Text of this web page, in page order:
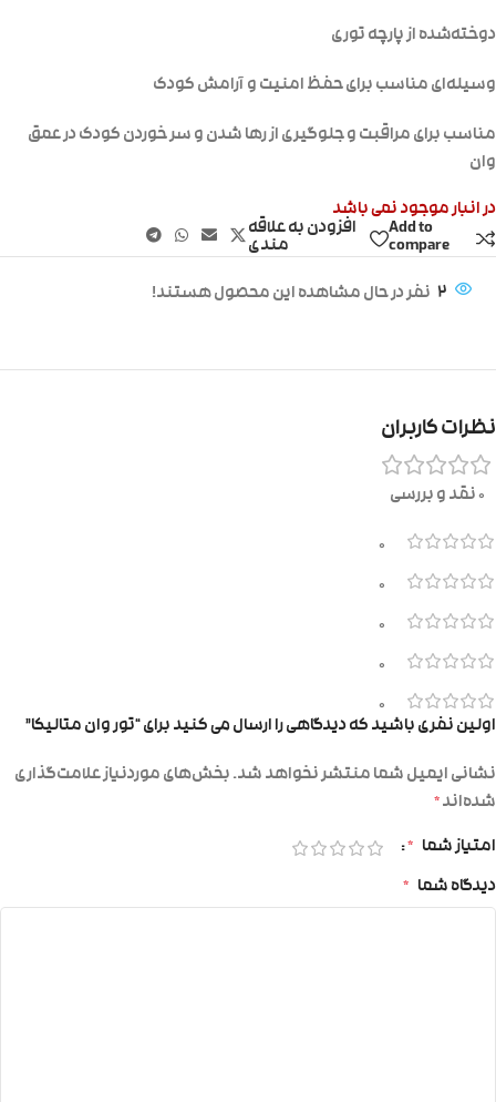
دوخته‌شده از پارچه توری
وسیله‌ای مناسب برای حفظ امنیت و آرامش کودک
مناسب برای مراقبت و جلوگیری از رها شدن و سر خوردن کودک در عمق
وان
در انبار موجود نمی باشد
Add to
compare
افزودن به علاقه
مندی
2 نفر در حال مشاهده این محصول هستند!
نظرات کاربران
0 نقد و بررسی
0
0
0
0
0
اولین نفری باشید که دیدگاهی را ارسال می کنید برای “تور وان متالیکا”
نشانی ایمیل شما منتشر نخواهد شد.بخش‌های موردنیاز علامت‌گذاری
شده‌اند*
امتیاز شما *
دیدگاه شما *